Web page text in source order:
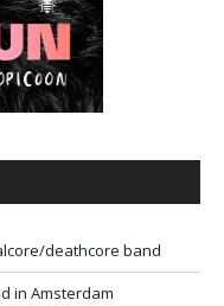
deathcore band
in Amsterdam